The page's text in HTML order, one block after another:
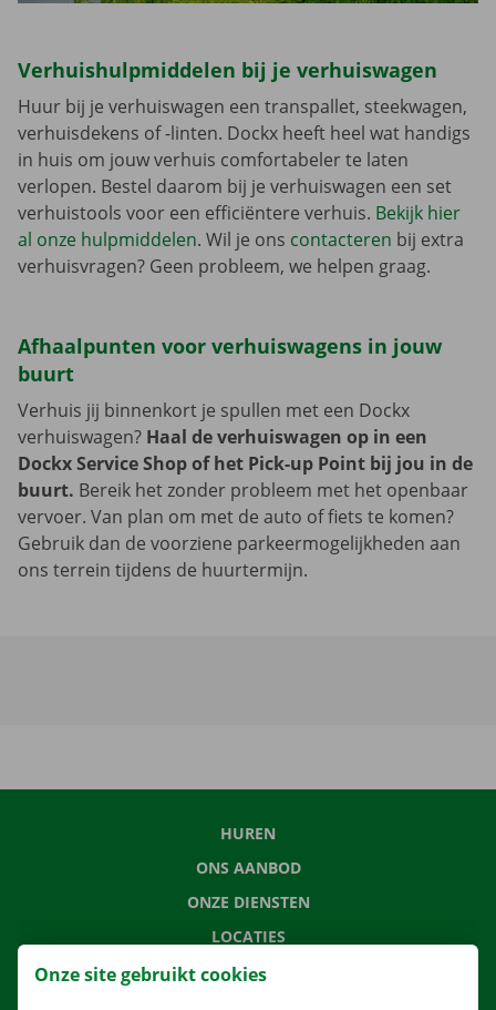
Verhuishulpmiddelen bij je verhuiswagen
Huur bij je verhuiswagen een transpallet, steekwagen,
verhuisdekens of -linten. Dockx heeft heel wat handigs
in huis om jouw verhuis comfortabeler te laten
verlopen. Bestel daarom bij je verhuiswagen een set
verhuistools voor een efficiëntere verhuis. Bekijk hier
al onze hulpmiddelen. Wil je ons contacteren bij extra
verhuisvragen? Geen probleem, we helpen graag.
Afhaalpunten voor verhuiswagens in jouw
buurt
Verhuis jij binnenkort je spullen met een Dockx
verhuiswagen? Haal de verhuiswagen op in een
Dockx Service Shop of het Pick-up Point bij jou in de
buurt. Bereik het zonder probleem met het openbaar
vervoer. Van plan om met de auto of fiets te komen?
Gebruik dan de voorziene parkeermogelijkheden aan
ons terrein tijdens de huurtermijn.
HUREN
ONS AANBOD
ONZE DIENSTEN
LOCATIES
APP
VERHUISOPLOSSINGEN
Onze site gebruikt cookies